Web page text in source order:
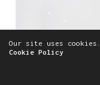
Our site uses
Cookie Policy